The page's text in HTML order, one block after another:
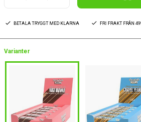
BETALA TRYGGT MED KLARNA FRI FRAKT FRÅN
Varianter